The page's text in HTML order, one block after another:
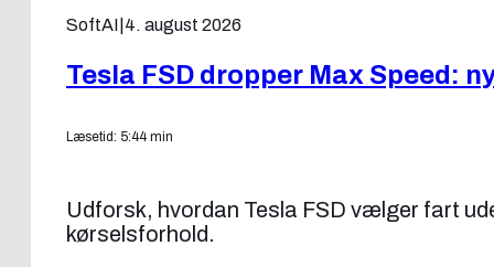
SoftAI 4. august 2026
Tesla FSD dropper Max Speed:
Læsetid: 5:44 min
Udforsk, hvordan Tesla FSD vælger fart
kørselsforhold.